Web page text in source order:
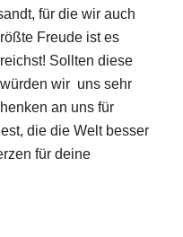
für die wir auch
Freude ist es
Sollten diese
wir uns sehr
an uns für
die die Welt besser
für deine